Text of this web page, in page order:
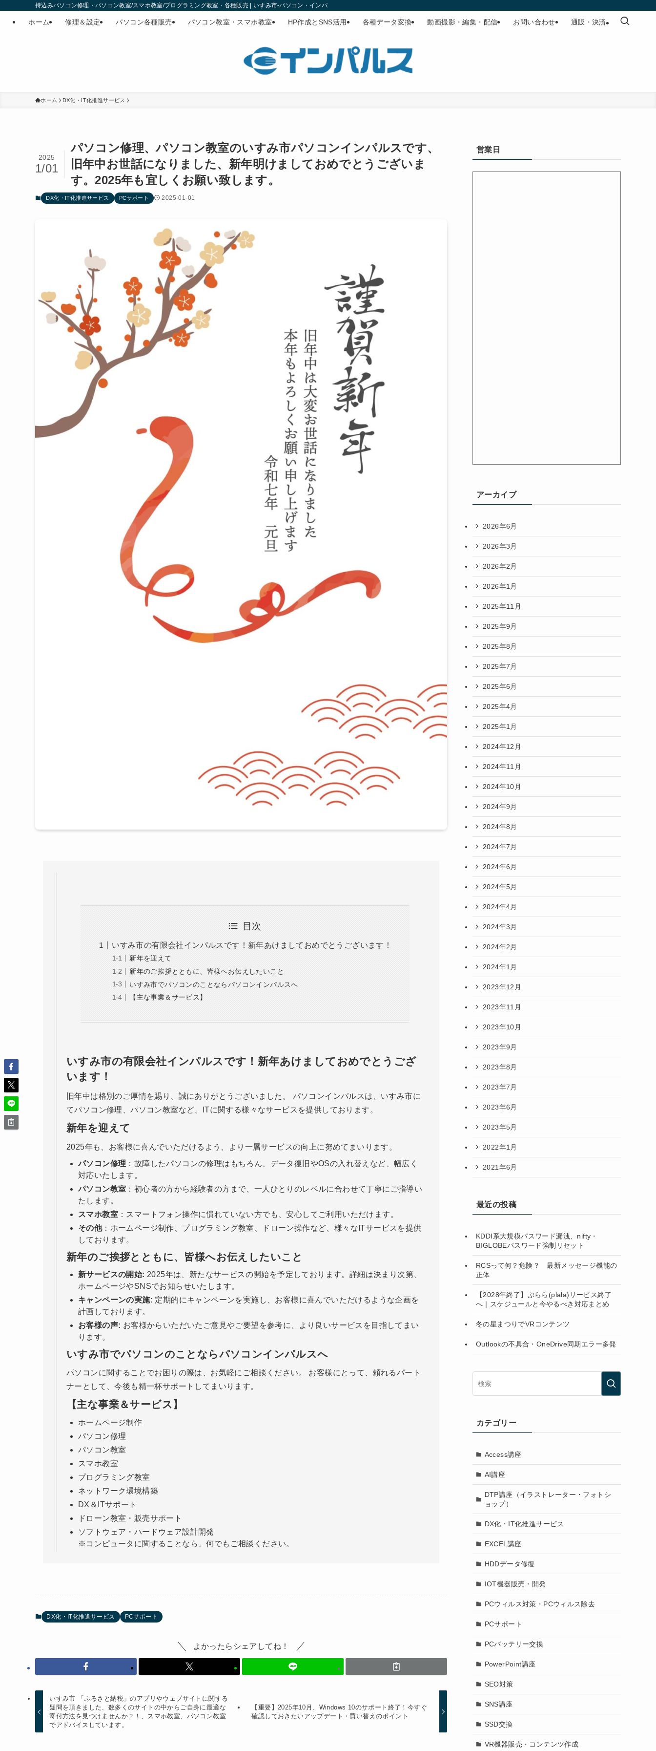
持込みパソコン修理・パソコン教室/スマホ教室/プログラミング教室・各種販売 | いすみ市-パソコン・インパルス
ホーム 修理＆設定 パソコン各種販売 パソコン教室・スマホ教室 HP作成とSNS活用 各種データ変換 動画撮影・編集・配信 お問い合わせ 通販・決済
ホーム DX化・IT化推進サービス
パソコン修理、パソコン教室のいすみ市パソコンインパルスです、
旧年中お世話になりました、新年明けましておめでとうございま
す。2025年も宜しくお願い致します。
2025
1/01
DX化・IT化推進サービス PCサポート 2025-01-01
目次
いすみ市の有限会社インパルスです！新年あけましておめでとうございます！
新年を迎えて
新年のご挨拶とともに、皆様へお伝えしたいこと
いすみ市でパソコンのことならパソコンインパルスへ
【主な事業＆サービス】
いすみ市の有限会社インパルスです！新年あけましておめでとうござ
います！
旧年中は格別のご厚情を賜り、誠にありがとうございました。 パソコンインパルスは、いすみ市に
てパソコン修理、パソコン教室など、ITに関する様々なサービスを提供しております。
新年を迎えて
2025年も、お客様に喜んでいただけるよう、より一層サービスの向上に努めてまいります。
パソコン修理 ：故障したパソコンの修理はもちろん、データ復旧やOSの入れ替えなど、幅広く
対応いたします。
パソコン教室 ：初心者の方から経験者の方まで、一人ひとりのレベルに合わせて丁寧にご指導い
たします。
スマホ教室 ：スマートフォン操作に慣れていない方でも、安心してご利用いただけます。
その他：ホームページ制作、プログラミング教室、ドローン操作など、様々なITサービスを提供
しております。
新年のご挨拶とともに、皆様へお伝えしたいこと
新サービスの開始: 2025年は、新たなサービスの開始を予定しております。詳細は決まり次第、
ホームページやSNSでお知らせいたします。
キャンペーンの実施: 定期的にキャンペーンを実施し、お客様に喜んでいただけるような企画を
計画しております。
お客様の声: お客様からいただいたご意見やご要望を参考に、より良いサービスを目指してまい
ります。
いすみ市でパソコンのことならパソコンインパルスへ
パソコンに関することでお困りの際は、お気軽にご相談ください。 お客様にとって、頼れるパート
ナーとして、今後も精一杯サポートしてまいります。
【主な事業＆サービス】
ホームページ制作
パソコン修理
パソコン教室
スマホ教室
プログラミング教室
ネットワーク環境構築
DX＆ITサポート
ドローン教室・販売サポート
ソフトウェア・ハードウェア設計開発
※コンピュータに関することなら、何でもご相談ください。
DX化・IT化推進サービス PCサポート
よかったらシェアしてね！
いすみ市 「ふるさと納税」のアプリやウェブサイトに関する
疑問を頂きました、数多くのサイトの中からご自身に最適な
寄付方法を見つけませんか？！、スマホ教室、パソコン教室
でアドバイスしています。
【重要】2025年10月、Windows 10のサポート終了！今すぐ
確認しておきたいアップデート・買い替えのポイント
営業日
アーカイブ
2026年6月
2026年3月
2026年2月
2026年1月
2025年11月
2025年9月
2025年8月
2025年7月
2025年6月
2025年4月
2025年1月
2024年12月
2024年11月
2024年10月
2024年9月
2024年8月
2024年7月
2024年6月
2024年5月
2024年4月
2024年3月
2024年2月
2024年1月
2023年12月
2023年11月
2023年10月
2023年9月
2023年8月
2023年7月
2023年6月
2023年5月
2022年1月
2021年6月
最近の投稿
KDDI系大規模パスワード漏洩、nifty・
BIGLOBEパスワード強制リセット
RCSって何？危険？ 最新メッセージ機能の
正体
【2028年終了】ぷらら(plala)サービス終了
へ｜スケジュールと今やるべき対応まとめ
冬の星まつりでVRコンテンツ
Outlookの不具合・OneDrive同期エラー多発
カテゴリー
Access講座
AI講座
DTP講座（イラストレーター・フォトシ
ョップ）
DX化・IT化推進サービス
EXCEL講座
HDDデータ修復
IOT機器販売・開発
PCウィルス対策・PCウィルス除去
PCサポート
PCバッテリー交換
PowerPoint講座
SEO対策
SNS講座
SSD交換
VR機器販売・コンテンツ作成